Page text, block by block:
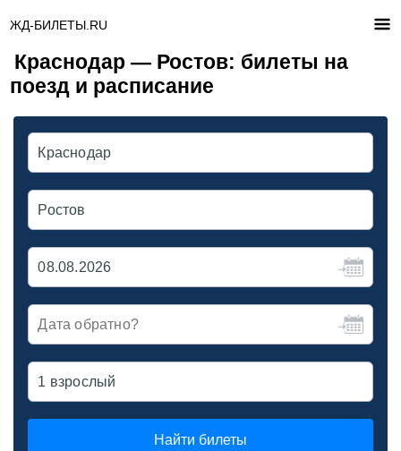
ЖД-БИЛЕТЫ.RU
Краснодар — Ростов: билеты на
поезд и расписание
Найти билеты